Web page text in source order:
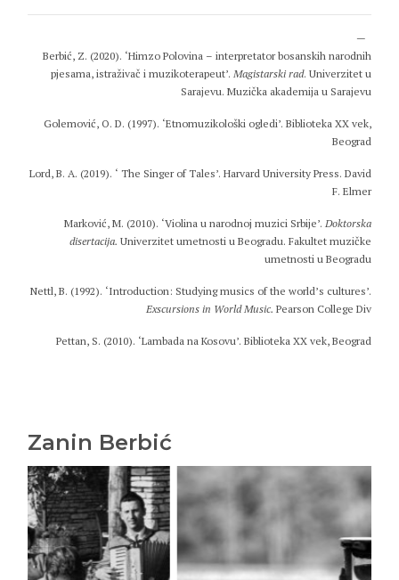
Berbić, Z. (2020). ‘Himzo Polovina – interpretator bosanskih narodnih
pjesama, istraživač i muzikoterapeut’. Magistarski rad. Univerzitet u
Sarajevu. Muzička akademija u Sarajevu
Golemović, O. D. (1997). ‘Etnomuzikološki ogledi’. Biblioteka XX vek,
Beograd
Lord, B. A. (2019). ‘ The Singer of Tales’. Harvard University Press. David
F. Elmer
Marković, M. (2010). ‘Violina u narodnoj muzici Srbije’. Doktorska
disertacija. Univerzitet umetnosti u Beogradu. Fakultet muzičke
umetnosti u Beogradu
Nettl, B. (1992). ‘Introduction: Studying musics of the world’s cultures’.
Exscursions in World Music. Pearson College Div
Pettan, S. (2010). ‘Lambada na Kosovu’. Biblioteka XX vek, Beograd
Zanin Berbić